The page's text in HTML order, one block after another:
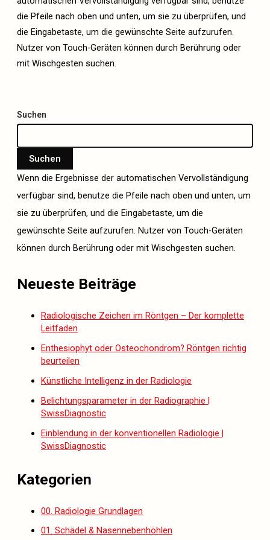
die Pfeile nach oben und unten, um sie zu überprüfen, und
die Eingabetaste, um die gewünschte Seite aufzurufen.
Nutzer von Touch-Geräten können durch Berührung oder
mit Wischgesten suchen.
Suchen
Suchen
Wenn die Ergebnisse der automatischen Vervollständigung
verfügbar sind, benutze die Pfeile nach oben und unten, um
sie zu überprüfen, und die Eingabetaste, um die
gewünschte Seite aufzurufen. Nutzer von Touch-Geräten
können durch Berührung oder mit Wischgesten suchen.
Neueste Beiträge
Radiologische Zeichen im Röntgen – Der komplette
Leitfaden
Enthesiophyt oder Osteochondrom? Röntgen richtig
beurteilen
Künstliche Intelligenz in der Radiologie
Belichtungsparameter in der Radiographie |
SwissDiagnostic
Einblendung in der konventionellen Radiologie |
SwissDiagnostic
Kategorien
00. Radiologie Grundlagen
01. Schädel & Nasennebenhöhlen